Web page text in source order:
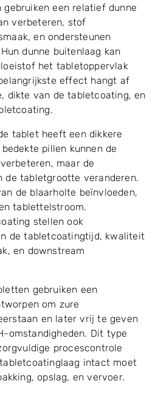
een relatief dunne
verbeteren, stof
en ondersteunen
dunne buitenlaag kan
het tabletoppervlak
effect hangt af
dikte van de tabletcoating, en
tablet heeft een dikkere
pillen kunnen de
maar de
de tabletgrootte veranderen.
de blaarholte beïnvloeden,
tablettelstroom.
stellen ook
de tabletcoatingtijd, kwaliteit
en downstream
gebruiken een
om zure
​​en later vrij te geven
omstandigheden. Dit type
procescontrole
intact moet
opslag, en vervoer.